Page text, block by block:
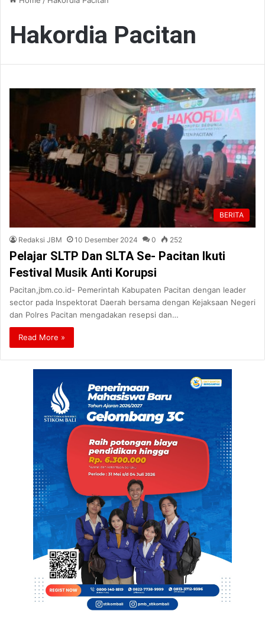
Hakordia Pacitan
BERITA
Redaksi JBM 10 Desember 2024 0 252
Pelajar SLTP Dan SLTA Se- Pacitan Ikuti
Festival Musik Anti Korupsi
Pacitan,jbm.co.id- Pemerintah Kabupaten Pacitan dengan leader
sector pada Inspektorat Daerah bersama dengan Kejaksaan Negeri
dan Polres Pacitan mengadakan resepsi dan…
Read More »